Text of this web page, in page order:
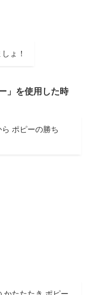
ょ！
」を使用した時
ポピーの勝ち